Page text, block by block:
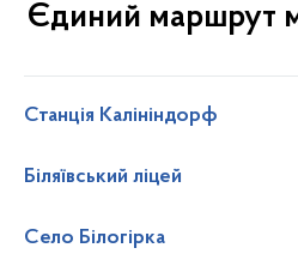
Єдиний маршрут
Станція Калініндорф
Біляївський ліцей
Село Білогірка